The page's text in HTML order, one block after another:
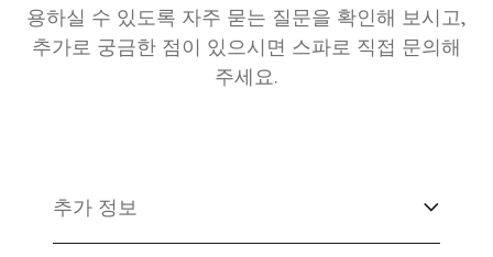
용하실 수 있도록 자주 묻는 질문을 확인해 보시고,
추가로 궁금한 점이 있으시면 스파로 직접 문의해
주세요.
추가 정보